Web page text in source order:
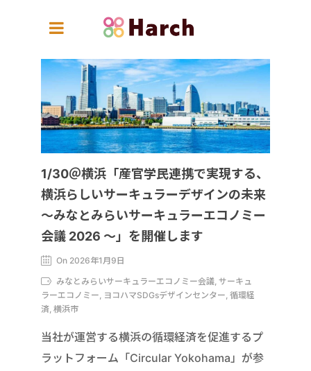
1/30＠横浜「産官学民連携で実現する、
横浜らしいサーキュラーデザインの未来
〜みなとみらいサーキュラーエコノミー
会議 2026 〜」を開催します
On 2026年1月9日
みなとみらいサーキュラーエコノミー会議, サーキュ
ラーエコノミー, ヨコハマSDGsデザインセンター, 循環経
済, 横浜市
当社が運営する横浜の循環経済を促進するプ
ラットフォーム「Circular Yokohama」が参